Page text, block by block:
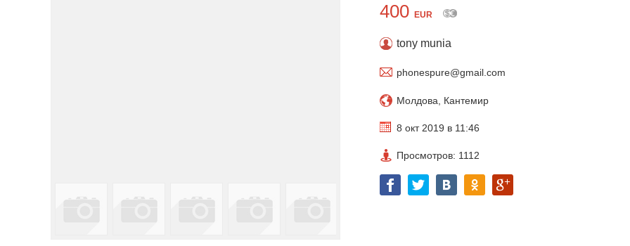
400 EUR
tony munia
phonespure@gmail.com
Молдова, Кантемир
8 окт 2019 в 11:46
Просмотров: 1112